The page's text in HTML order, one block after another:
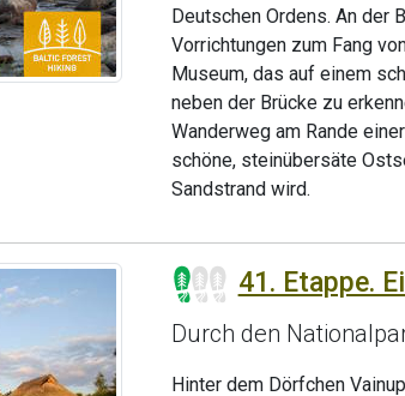
Deutschen Ordens. An der
Vorrichtungen zum Fang
Museum, das auf einem
neben der Brücke zu
Wanderweg am Rande
schöne, steinübersäte
Sandstrand wird.
41. Etappe.
Durch den
Hinter dem Dörfchen